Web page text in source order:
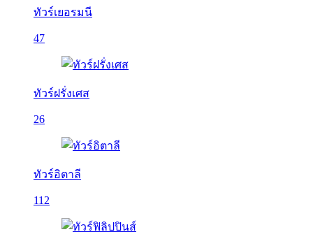
ทัวร์เยอรมนี
47
ทัวร์ฝรั่งเศส
26
ทัวร์อิตาลี
112